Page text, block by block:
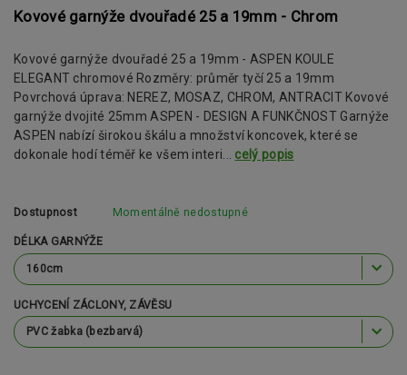
Kovové garnýže dvouřadé 25 a 19mm - Chrom
Kovové garnýže dvouřadé 25 a 19mm - ASPEN KOULE
ELEGANT chromové Rozměry: průměr tyčí 25 a 19mm
Povrchová úprava: NEREZ, MOSAZ, CHROM, ANTRACIT Kovové
garnýže dvojité 25mm ASPEN - DESIGN A FUNKČNOST Garnýže
ASPEN nabízí širokou škálu a množství koncovek, které se
dokonale hodí téměř ke všem interi... celý popis
Dostupnost Momentálně nedostupné
DÉLKA GARNÝŽE
UCHYCENÍ ZÁCLONY, ZÁVĚSU